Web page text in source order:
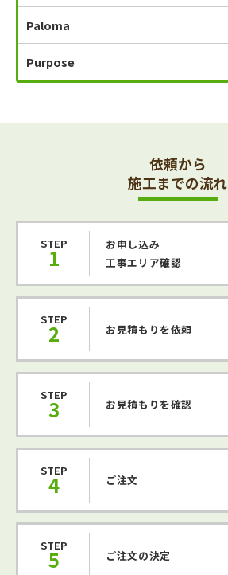
Paloma
Purpose
依頼から
施工までの流れ
STEP
1
お申し込み
工事エリア確認
STEP
2 お見積もりを依頼
STEP
3 お見積もりを確認
STEP
4 ご注文
STEP
5 ご注文の決定